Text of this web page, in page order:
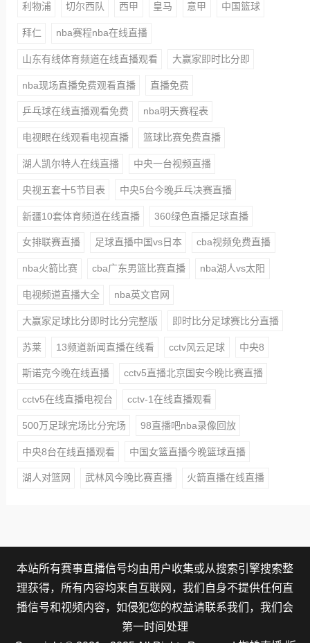
利物浦 切尔西队 西甲 皇马 意甲 中国篮球
拜仁 nba赛程nba在线直播
山东有线体育频道在线直播观看 大赢家即时比分即
nba现场直播免费观看直播 直播免费
乒乓球在线直播观看免费 nba明天赛程表
电视眼在线观看电视直播 篮球比赛免费直播
湖人凯尔特人在线直播 中央一台视频直播
央视五套十5节目表 中央5台今晚乒乓决赛直播
新疆10套体育频道在线直播 360绿色直播足球直播
女排联赛直播 足球直播中国vs日本 cba视频免费直播
nba火箭比赛 cba广东男篮比赛直播 nba湖人vs太阳
电视频道直播大全 nba英文官网
大赢家足球比分即时比分完整版 即时比分足球赛比分直播
苏莱 13频道新闻直播在线看 cctv风云足球 中央8
斯诺克今晚在线直播 cctv5直播北京国安今晚比赛直播
cctv5在线直播电视台 cctv-1在线直播观看
500万足球完场比分完场 98直播吧nba录像回放
中央8台在线直播观看 中国女篮直播今晚篮球直播
湖人对篮网 武林风今晚比赛直播 火箭直播在线直播
本站所有赛事直播信号均由用户收集或从搜索引擎搜索整
理获得，所有内容均来自互联网，我们自身不提供任何直
播信号和视频内容，如侵犯您的权益请联系我们，我们会
第一时间处理